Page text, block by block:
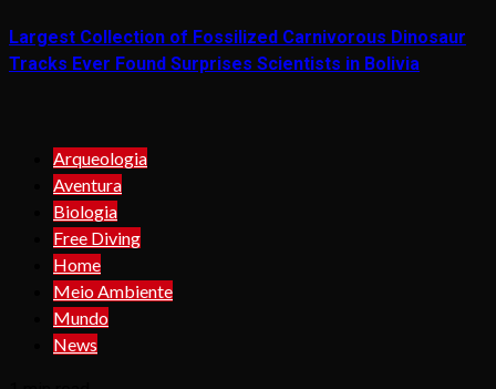
Largest Collection of Fossilized Carnivorous Dinosaur
Tracks Ever Found Surprises Scientists in Bolivia
Arqueologia
Aventura
Biologia
Free Diving
Home
Meio Ambiente
Mundo
News